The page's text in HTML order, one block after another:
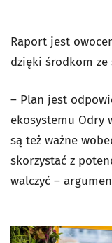
Raport jest
dzięki środkom ze
– Plan jest
ekosystemu Odry
są też ważne
skorzystać z
walczyć –